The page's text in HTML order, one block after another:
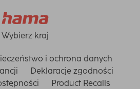
Wybierz kraj
i ochrona danych
Deklaracje zgodności
Product Recalls